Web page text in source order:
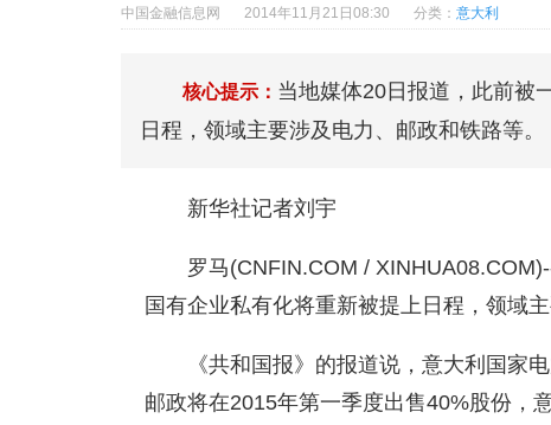
中国金融信息网 2014年11月21日08:30 分类： 意大利
核心提示： 当地媒体20日报道，此前被
日程，领域主要涉及电力、邮政和铁路等。
新华社记者刘宇
罗马(CNFIN.COM /
国有企业私有化将重新被提上日程，领域
《共和国报》的报道说，意大利国家
邮政将在2015年第一季度出售40%股份，